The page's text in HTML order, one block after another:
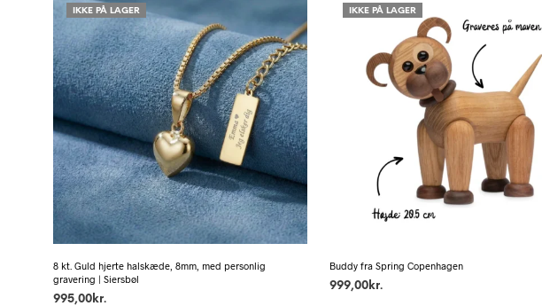
IKKE PÅ LAGER
8 kt. Guld hjerte halskæde, 8mm, med personlig
gravering | Siersbøl
995,00 kr.
IKKE PÅ LAGER
Buddy fra Spring Copenhagen
999,00 kr.